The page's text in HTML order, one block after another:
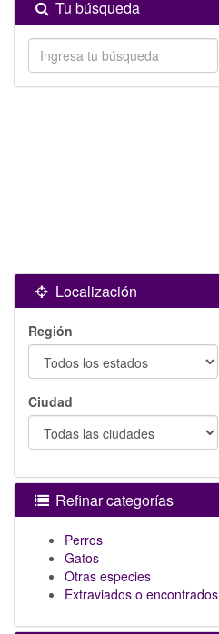
Tu búsqueda
Localización
Región
Ciudad
Refinar categorías
Perros
Gatos
Otras especies
Extraviados o encontrados